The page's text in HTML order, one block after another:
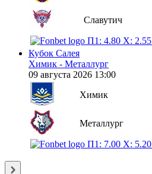
Славутич
П1: 4.80 X: 2.55
Кубок Салея
Химик - Металлург
09 августа 2026 13:00
Химик
Металлург
П1: 7.00 X: 5.20